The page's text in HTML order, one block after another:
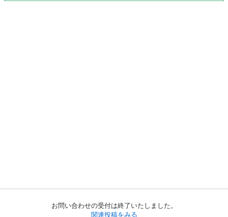
お問い合わせの受付は終了いたしました。
関連投稿をみる